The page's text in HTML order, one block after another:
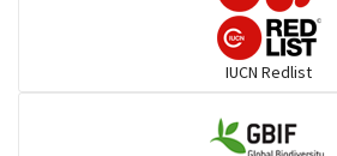
IUCN Redlist